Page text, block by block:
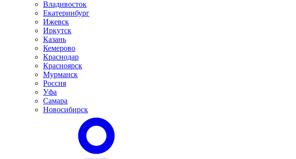
Владивосток
Екатеринбург
Ижевск
Иркутск
Казань
Кемерово
Краснодар
Красноярск
Мурманск
Россия
Уфа
Самара
Новосибирск